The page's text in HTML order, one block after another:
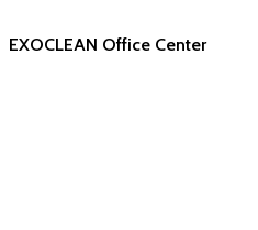
EXOCLEAN Office Center